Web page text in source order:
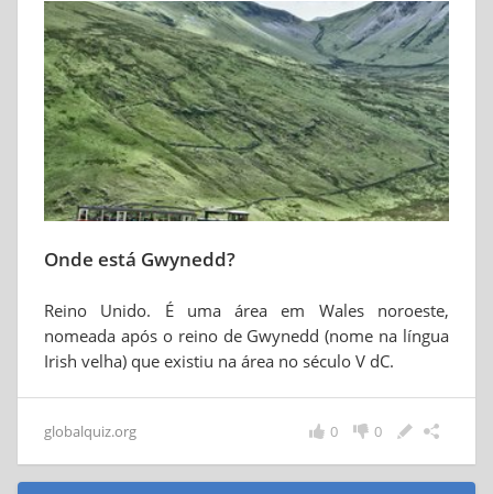
Onde está Gwynedd?
Reino Unido. É uma área em Wales noroeste,
nomeada após o reino de Gwynedd (nome na língua
Irish velha) que existiu na área no século V dC.
globalquiz.org 0
0